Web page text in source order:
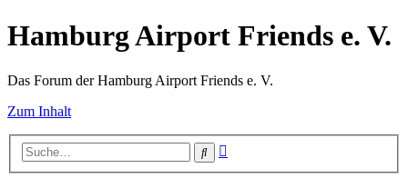
Hamburg Airport Friends e. V.
Das Forum der Hamburg Airport Friends e. V.
Zum Inhalt
Suche